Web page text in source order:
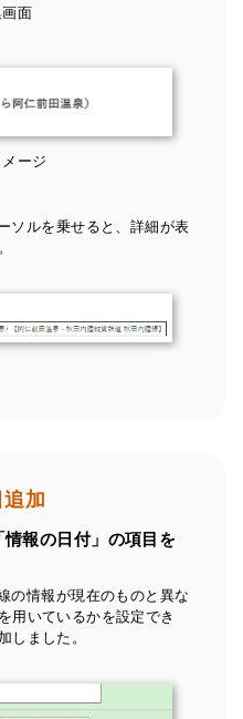
面
ージ
ソルを乗せると、詳細が表
追加
報の日付」の項目を
の情報が現在のものと異な
用いているかを設定でき
しました。